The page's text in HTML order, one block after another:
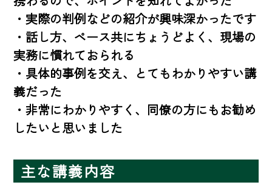
・実際の判例などの紹介が興味深かったです
・話し方、ペース共にちょうどよく、現場の
実務に慣れておられる
・具体的事例を交え、とてもわかりやすい講
義だった
・非常にわかりやすく、同僚の方にもお勧め
したいと思いました
主な講義内容